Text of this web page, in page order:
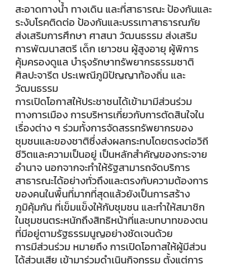
สะอาดทางน้ำ ทางเดิน และที่สาธารณะ ป้องกันและ
ระงับโรคติดต่อ ป้องกันและบรรเทาสาธารณภัย
ส่งเสริมการศึกษา ศาสนา วัฒนธรรม ส่งเสริม
การพัฒนาสตรี เด็ก เยาวชน ผู้สูงอายุ ผู้พิการ
คุ้มครองดูแล บำรุงรักษาทรัพยากรธรรมชาติ
ศิลปะจารีต ประเพณีภูมิปัญญาท้องถิ่น และ
วัฒนธรรม
การเปิดโอกาสให้ประชาชนได้เข้ามามีส่วนร่วม
ทางการเมือง การบริหารเกี่ยวกับการตัดสินใจใน
เรื่องต่าง ๆ ร่วมทั้งการจัดสรรทรัพยากรของ
ชุมชนและของชาติซึ่งส่งผลกระทบโดยตรงต่อวิถี
ชีวิตและความเป็นอยู่ เป็นหลักสำคัญของกระจาย
อำนาจ นอกจากจะทำให้รัฐสามารถจัดบริการ
สาธารณะได้อย่างทั่วถึงและตรงกับความต้องการ
ของคนในพื้นที่มากที่สุดแล้วยังเป็นการสร้าง
ภูมิคุ้มกัน ที่เข็มแข็งให้กับชุมชน และทำให้สมาชิก
ในชุมชนตระหนักถึงสิทธิหน้าที่และบทบาทของตน
ที่มีอยู่ตามรัฐธรรมนูญอย่างชัดเจนด้วย
การมีส่วนร่วม หมายถึง การเปิดโอกาสให้ผู้มีส่วน
ได้ส่วนเสีย เข้ามาร่วมดำเนินกิจกรรม ตั้งแต่การ